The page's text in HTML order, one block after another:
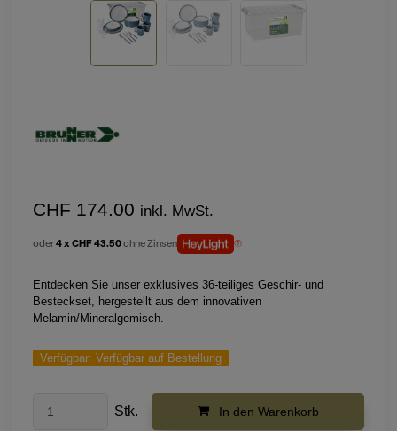
CHF 174.00 inkl. MwSt.
oder4 x CHF 43.50ohne Zinsen
Entdecken Sie unser exklusives 36-teiliges Geschir- und
Besteckset, hergestellt aus dem innovativen
Melamin/Mineralgemisch.
Verfügbar: Verfügbar auf Bestellung
Stk. In den Warenkorb